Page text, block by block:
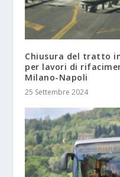
Chiusura del tratto
per lavori di
Milano-Napoli
25 Settembre 2024